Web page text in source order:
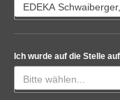
EDEKA
Ich wurde auf die Stelle
Bitte wählen...